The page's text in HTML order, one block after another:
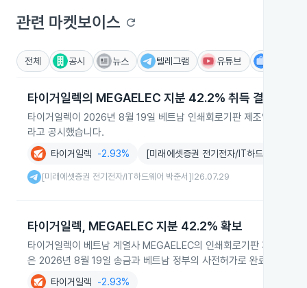
관련 마켓보이스 refresh
전체 공시 뉴스 텔레그램 유튜브
타이거일렉의 MEGAELEC 지분 42.2% 취득 결정
타이거일렉이 2026년 8월 19일 베트남 인쇄회로기판 제조업체
라고 공시했습니다.
타이거일렉 -2.93% [미래에셋증권 전기전자/IT하드웨어 박준
[미래에셋증권 전기전자/IT하드웨어 박준서] 26.07.29
타이거일렉, MEGAELEC 지분 42.2% 확보
타이거일렉이 베트남 계열사 MEGAELEC의 인쇄회로기판 제조 사
은 2026년 8월 19일 송금과 베트남 정부의 사전허가로 완료됐습니다.
타이거일렉 -2.93%